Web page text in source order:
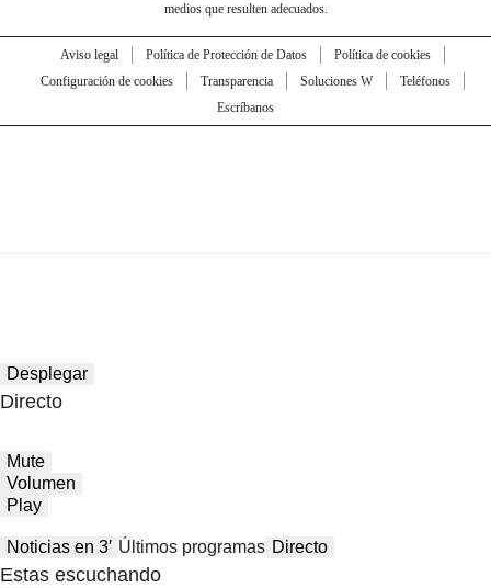
medios que resulten adecuados.
Aviso legal Política de Protección de Datos
Política de cookies
Configuración de cookies
Transparencia Soluciones W
Teléfonos
Escríbanos
Desplegar
Directo
Mute
Volumen
Play
Noticias en 3′ Últimos programas Directo
Estas escuchando